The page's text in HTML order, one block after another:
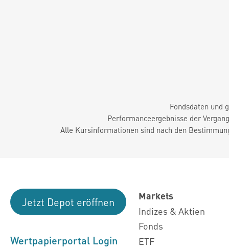
Fondsdaten und
Performanceergebnisse der
Alle Kursinformationen sind nach den
Jetzt Depot eröffnen
Wertpapierportal Login
Markets
Indizes & Aktien
Fonds
ETF